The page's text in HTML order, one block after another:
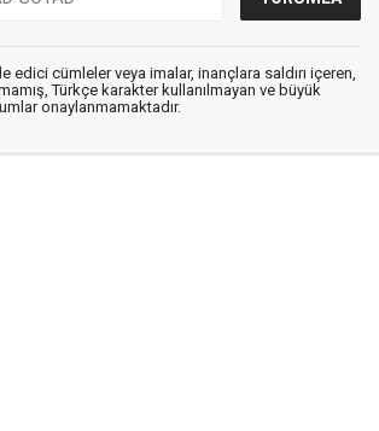
edici cümleler veya imalar, inançlara saldırı içeren,
Türkçe karakter kullanılmayan ve büyük
onaylanmamaktadır.